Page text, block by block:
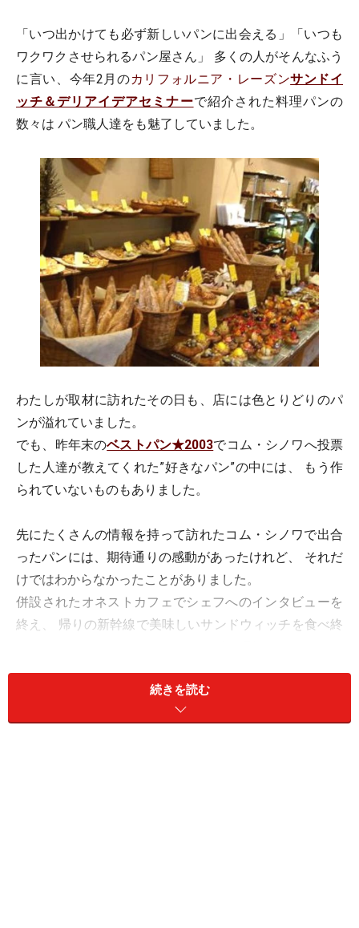
「いつ出かけても必ず新しいパンに出会える」「いつも
ワクワクさせられるパン屋さん」 多くの人がそんなふう
に言い、今年2月のカリフォルニア・レーズンサンドイ
ッチ＆デリアイデアセミナーで紹介された料理パンの
数々は パン職人達をも魅了していました。
わたしが取材に訪れたその日も、店には色とりどりのパ
ンが溢れていました。
でも、昨年末のベストパン★2003でコム・シノワへ投票
した人達が教えてくれた”好きなパン”の中には、 もう作
られていないものもありました。
先にたくさんの情報を持って訪れたコム・シノワで出合
ったパンには、期待通りの感動があったけれど、 それだ
けではわからなかったことがありました。
併設されたオネストカフェでシェフへのインタビューを
終え、 帰りの新幹線で美味しいサンドウィッチを食べ終
と・・・。
新しいパンが生まれ続けているのには理由があり、そこ
続きを読む